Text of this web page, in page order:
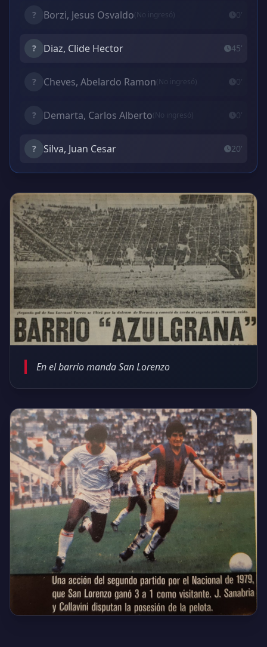
? Borzi, Jesus Osvaldo(No ingresó) 0'
? Diaz, Clide Hector 45'
? Cheves, Abelardo Ramon(No ingresó) 0'
? Demarta, Carlos Alberto(No ingresó) 0'
? Silva, Juan Cesar 20'
En el barrio manda San Lorenzo